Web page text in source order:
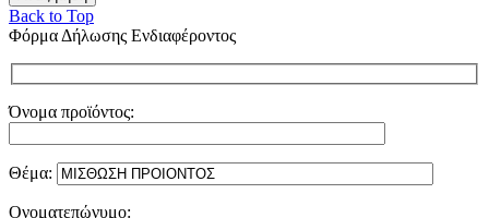
Back to Top
Φόρμα Δήλωσης Ενδιαφέροντος
Όνομα προϊόντος:
Θέμα:
Ονοματεπώνυμο: